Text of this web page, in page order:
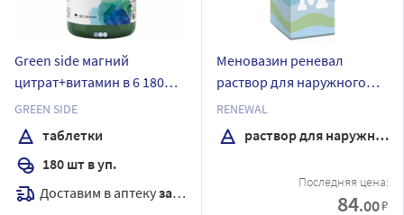
Green side магний
цитрат+витамин в 6 180
шт. таблетки массой 600 мг
GREEN SIDE
таблетки
180 шт в уп.
Доставим в аптекузавтра
Меновазин реневал
раствор для наружного
применения спирт 25 мл
флакон
RENEWAL
раствор для наружного применения
Последняя цена:
84.00₽